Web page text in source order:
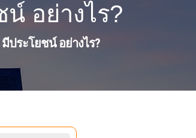
อย่างไร?
ประโยชน์ อย่างไร?